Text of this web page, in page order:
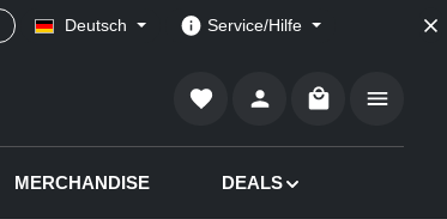
Deutsch Service/Hilfe
Warenkorb
MERCHANDISE DEALS